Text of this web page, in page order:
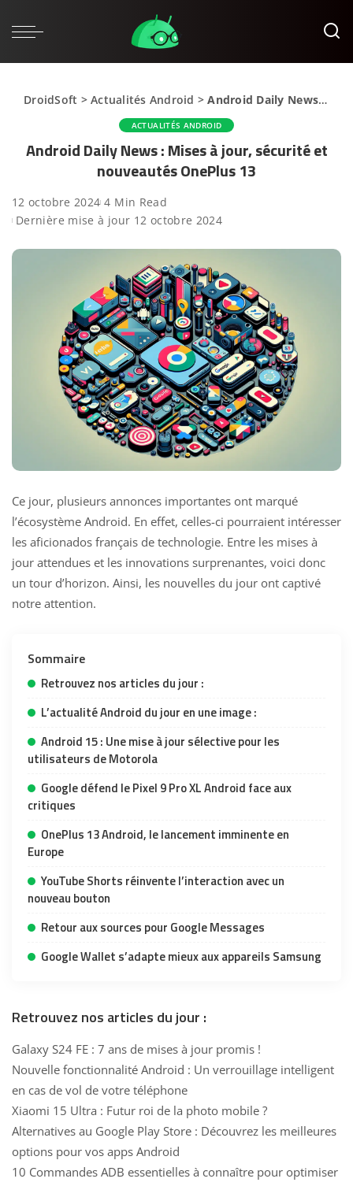
DroidSoft >Actualités Android >Android Daily News : Mises à jour, sécurité et nouveautés OnePlus 13
ACTUALITÉS ANDROID
Android Daily News : Mises à jour, sécurité et
nouveautés OnePlus 13
12 octobre 2024 4 Min Read
Dernière mise à jour 12 octobre 2024
Ce jour, plusieurs annonces importantes ont marqué
l’écosystème Android. En effet, celles-ci pourraient intéresser
les aficionados français de technologie. Entre les mises à
jour attendues et les innovations surprenantes, voici donc
un tour d’horizon. Ainsi, les nouvelles du jour ont captivé
notre attention.
Sommaire
Retrouvez nos articles du jour :
L’actualité Android du jour en une image :
Android 15 : Une mise à jour sélective pour les
utilisateurs de Motorola
Google défend le Pixel 9 Pro XL Android face aux
critiques
OnePlus 13 Android, le lancement imminente en
Europe
YouTube Shorts réinvente l’interaction avec un
nouveau bouton
Retour aux sources pour Google Messages
Google Wallet s’adapte mieux aux appareils Samsung
Retrouvez nos articles du jour :
Galaxy S24 FE : 7 ans de mises à jour promis !
Nouvelle fonctionnalité Android : Un verrouillage intelligent
en cas de vol de votre téléphone
Xiaomi 15 Ultra : Futur roi de la photo mobile ?
Alternatives au Google Play Store : Découvrez les meilleures
options pour vos apps Android
10 Commandes ADB essentielles à connaître pour optimiser